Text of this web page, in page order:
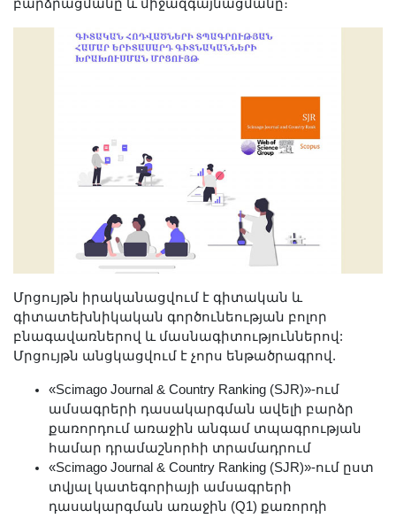
«Գիտություն» թերթ
«Գիտության աշխարհում»
Հոբելյաններ
Համալսարաններ
Նորություններ
Գիտական արդյունքներ
Սփյուռքի գիտնականները
Երիտասարդ գիտնականի
ամբիոն
Հայտարարություններ
Կայքի քարտեզ
Որոնում
բարձրացմանը և միջազգայնացմանը։
Մրցույթն իրականացվում է գիտական և
գիտատեխնիկական գործունեության բոլոր
բնագավառներով և մասնագիտություններով:
Մրցույթն անցկացվում է չորս ենթածրագրով.
«Scimago Journal & Country Ranking (SJR)»-ում
ամսագրերի դասակարգման ավելի բարձր
քառորդում առաջին անգամ տպագրության
համար դրամաշնորհի տրամադրում
«Scimago Journal & Country Ranking (SJR)»-ում ըստ
տվյալ կատեգորիայի ամսագրերի
դասակարգման առաջին (Q1) քառորդի